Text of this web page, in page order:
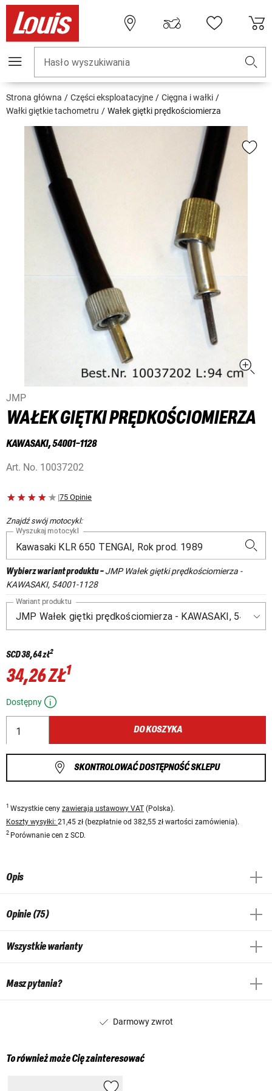
Hasło wyszukiwania
Strona główna Części eksploatacyjne
Cięgna i wałki
Wałki giętkie tachometru
Wałek giętki prędkościomierza
JMP
WAŁEK GIĘTKI PRĘDKOŚCIOMIERZA
KAWASAKI, 54001-1128
Art. No. 10037202
|75 Opinie
Znajdź swój motocykl:
Wyszukaj motocykl
Wybierz wariant produktu-JMP Wałek giętki prędkościomierza -
KAWASAKI, 54001-1128
Wariant produktu
SCD38,64 zł2
34,26 ZŁ1
Dostępny
DO KOSZYKA
SKONTROLOWAĆ DOSTĘPNOŚĆ SKLEPU
1 Wszystkie ceny zawierają ustawowy VAT (Polska).
Koszty wysyłki: 21,45 zł (bezpłatnie od 382,55 zł wartości zamówienia).
2 Porównanie cen z SCD.
Opis
Opinie (75)
Wszystkie warianty
Masz pytania?
Darmowy zwrot
To również może Cię zainteresować